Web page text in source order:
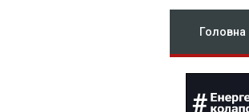
Головна